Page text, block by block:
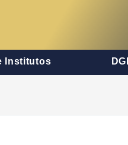
Institutos